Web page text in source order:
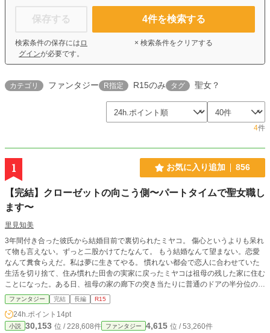
保存する
検索条件の保存には ロ
グインが必要です。
4件を検索する
× 検索条件をクリアする
カテゴリ ファンタジー R指定 R15のみ タグ 聖女？
4件
1 お気に入り追加 856
【完結】クローゼットの向こう側〜パートタイムで聖女職し
ます〜
里見知美
3年間付き合った彼氏から結婚目前で裏切られたミヤコ。 傷心というよりも呆れ
て物も言えない。ずっと二股かけてたなんて。 もう結婚なんて望まない。恋愛
なんて糞食らえだ。私は夢に生きてやる。 慣れない都会で恋人に合わせていた
生活を切り捨て、住み慣れた田舎の実家に戻ったミヤコは祖母の残した家に住む
ことになった。ある日、祖母の家の廊下の突き当たりに普通のドアの半分位の大
きさの扉を発見。鍵を探し出して、扉を開けてみると、そこは異世界の食物庫だ
った……。 カクヨム・なろうでも投稿しています。 以前書きかけで止まってい
たものを完結済みにして再投稿しています。 随時誤字脱字チェックをしてお
り、他サイトと細かい言い回しが変わっているところもありますが、本筋は変わ
ファンタジー 完結 長編 R15
24h.ポイント 14pt
小説 30,153 位 / 228,608件 ファンタジー 4,615 位 / 53,260件